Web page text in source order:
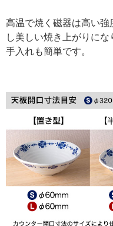
高温で焼く磁器は高い
し美しい焼き上がりにな
手入れも簡単です。